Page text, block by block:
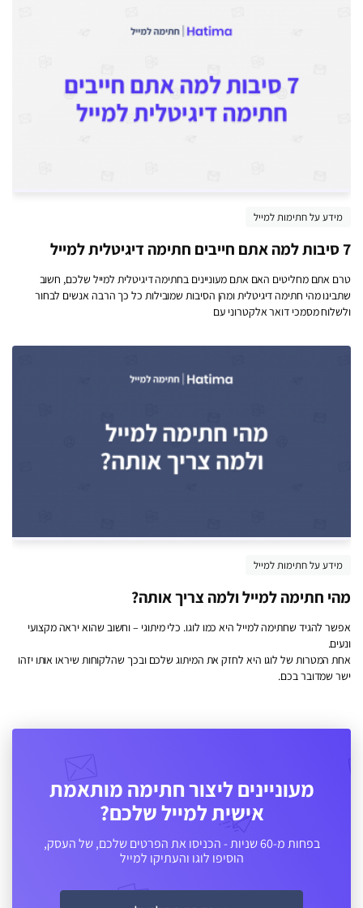
מידע על חתימות למייל
7 סיבות למה אתם חייבים חתימה דיגיטלית למייל
טרם אתם מחליטים האם אתם מעוניינים בחתימה דיגיטלית למייל שלכם, חשוב
שתבינו מהי חתימה דיגיטלית ומהן הסיבות שמובילות כל כך הרבה אנשים לבחור
ולשלוח מסמכי דואר אלקטרוני עם
מידע על חתימות למייל
מהי חתימה למייל ולמה צריך אותה?
אפשר להגיד שחתימה למייל היא כמו לוגו. כלי מיתוגי – וחשוב שהוא יראה מקצועי
ונעים.
אחת המטרות של לוגו היא לחזק את המיתוג שלכם ובכך שהלקוחות שיראו אותו יזהו
ישר שמדובר בכם.
מעוניינים ליצור חתימה מותאמת
אישית למייל שלכם?
בפחות מ-60 שניות - הכניסו את הפרטים שלכם, של העסק,
הוסיפו לוגו והעתיקו למייל